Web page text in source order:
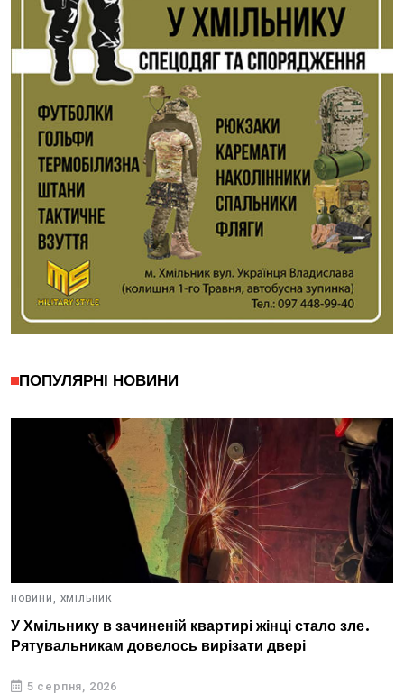
ПОПУЛЯРНІ НОВИНИ
НОВИНИ, ХМІЛЬНИК
У Хмільнику в зачиненій квартирі жінці стало зле.
Рятувальникам довелось вирізати двері
5 серпня, 2026